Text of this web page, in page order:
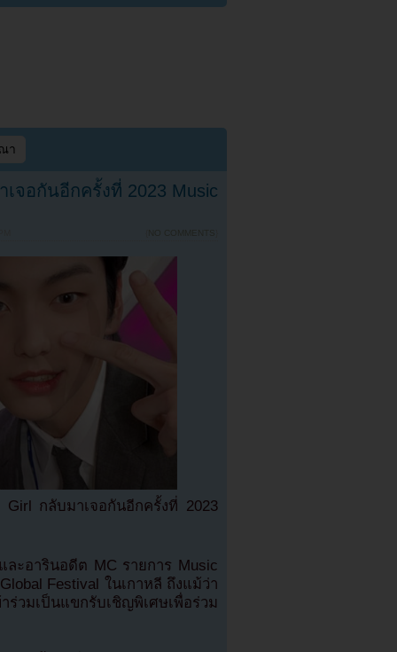
า
จอกันอีกครั้งที่ 2023 Music
NO COMMENTS
กลับมาเจอกันอีกครั้งที่ 2023
ะอารินอดีต MC รายการ Music
Festival ในเกาหลี ถึงแม้ว่า
วมเป็นแขกรับเชิญพิเศษเพื่อร่วม